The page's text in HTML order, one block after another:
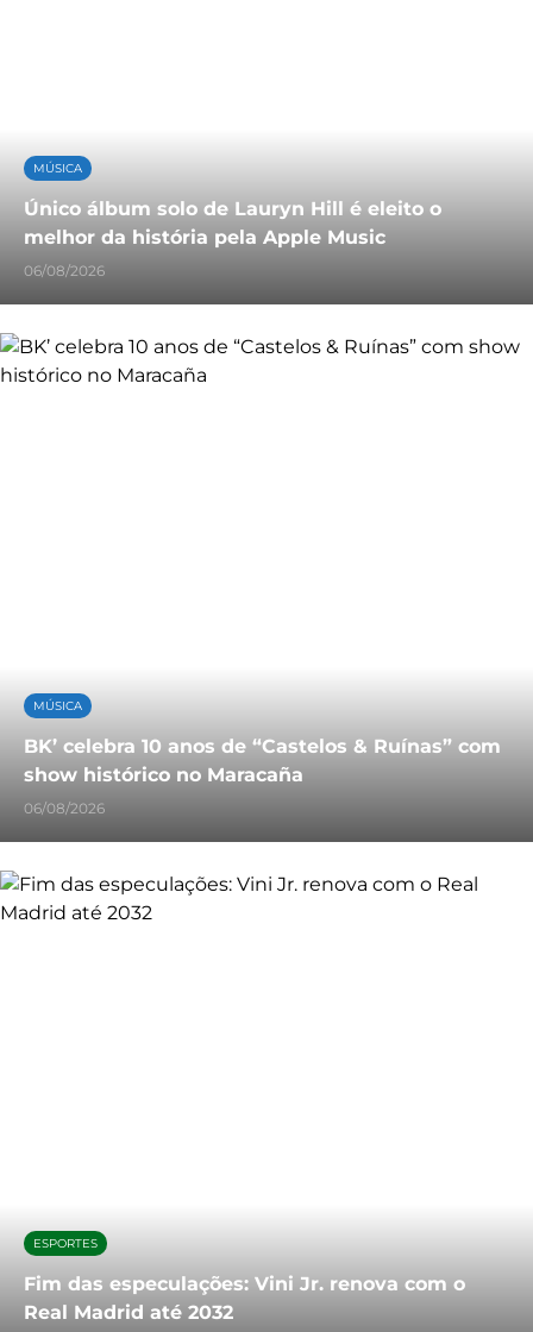
MÚSICA
Único álbum solo de Lauryn Hill é eleito o
melhor da história pela Apple Music
06/08/2026
MÚSICA
BK’ celebra 10 anos de “Castelos & Ruínas” com
show histórico no Maracaña
06/08/2026
ESPORTES
Fim das especulações: Vini Jr. renova com o
Real Madrid até 2032